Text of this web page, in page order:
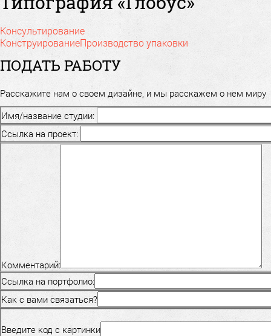
Консультирование
КонструированиеПроизводство упаковки
ПОДАТЬ РАБОТУ
Расскажите нам о своем дизайне, и мы расскажем о нем миру
Имя/название студии:
Ссылка на проект:
Комментарий:
Ссылка на портфолио:
Как с вами связаться?
Введите код с картинки